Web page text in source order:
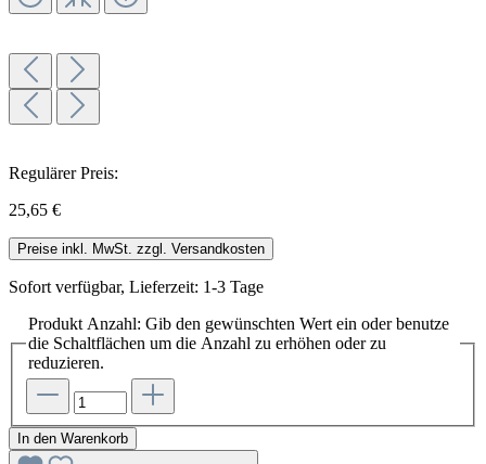
Regulärer Preis:
25,65 €
Preise inkl. MwSt. zzgl. Versandkosten
Sofort verfügbar, Lieferzeit: 1-3 Tage
Produkt Anzahl: Gib den gewünschten Wert ein oder benutze
die Schaltflächen um die Anzahl zu erhöhen oder zu
reduzieren.
In den Warenkorb